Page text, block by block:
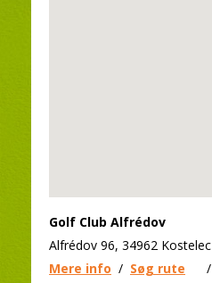
Golf Club Alfrédov
Alfrédov 96, 34962 Kostelec
Mere info / Søg rute /